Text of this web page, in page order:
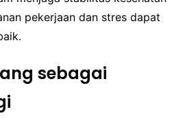
pekerjaan dan stres dapat
sebagai